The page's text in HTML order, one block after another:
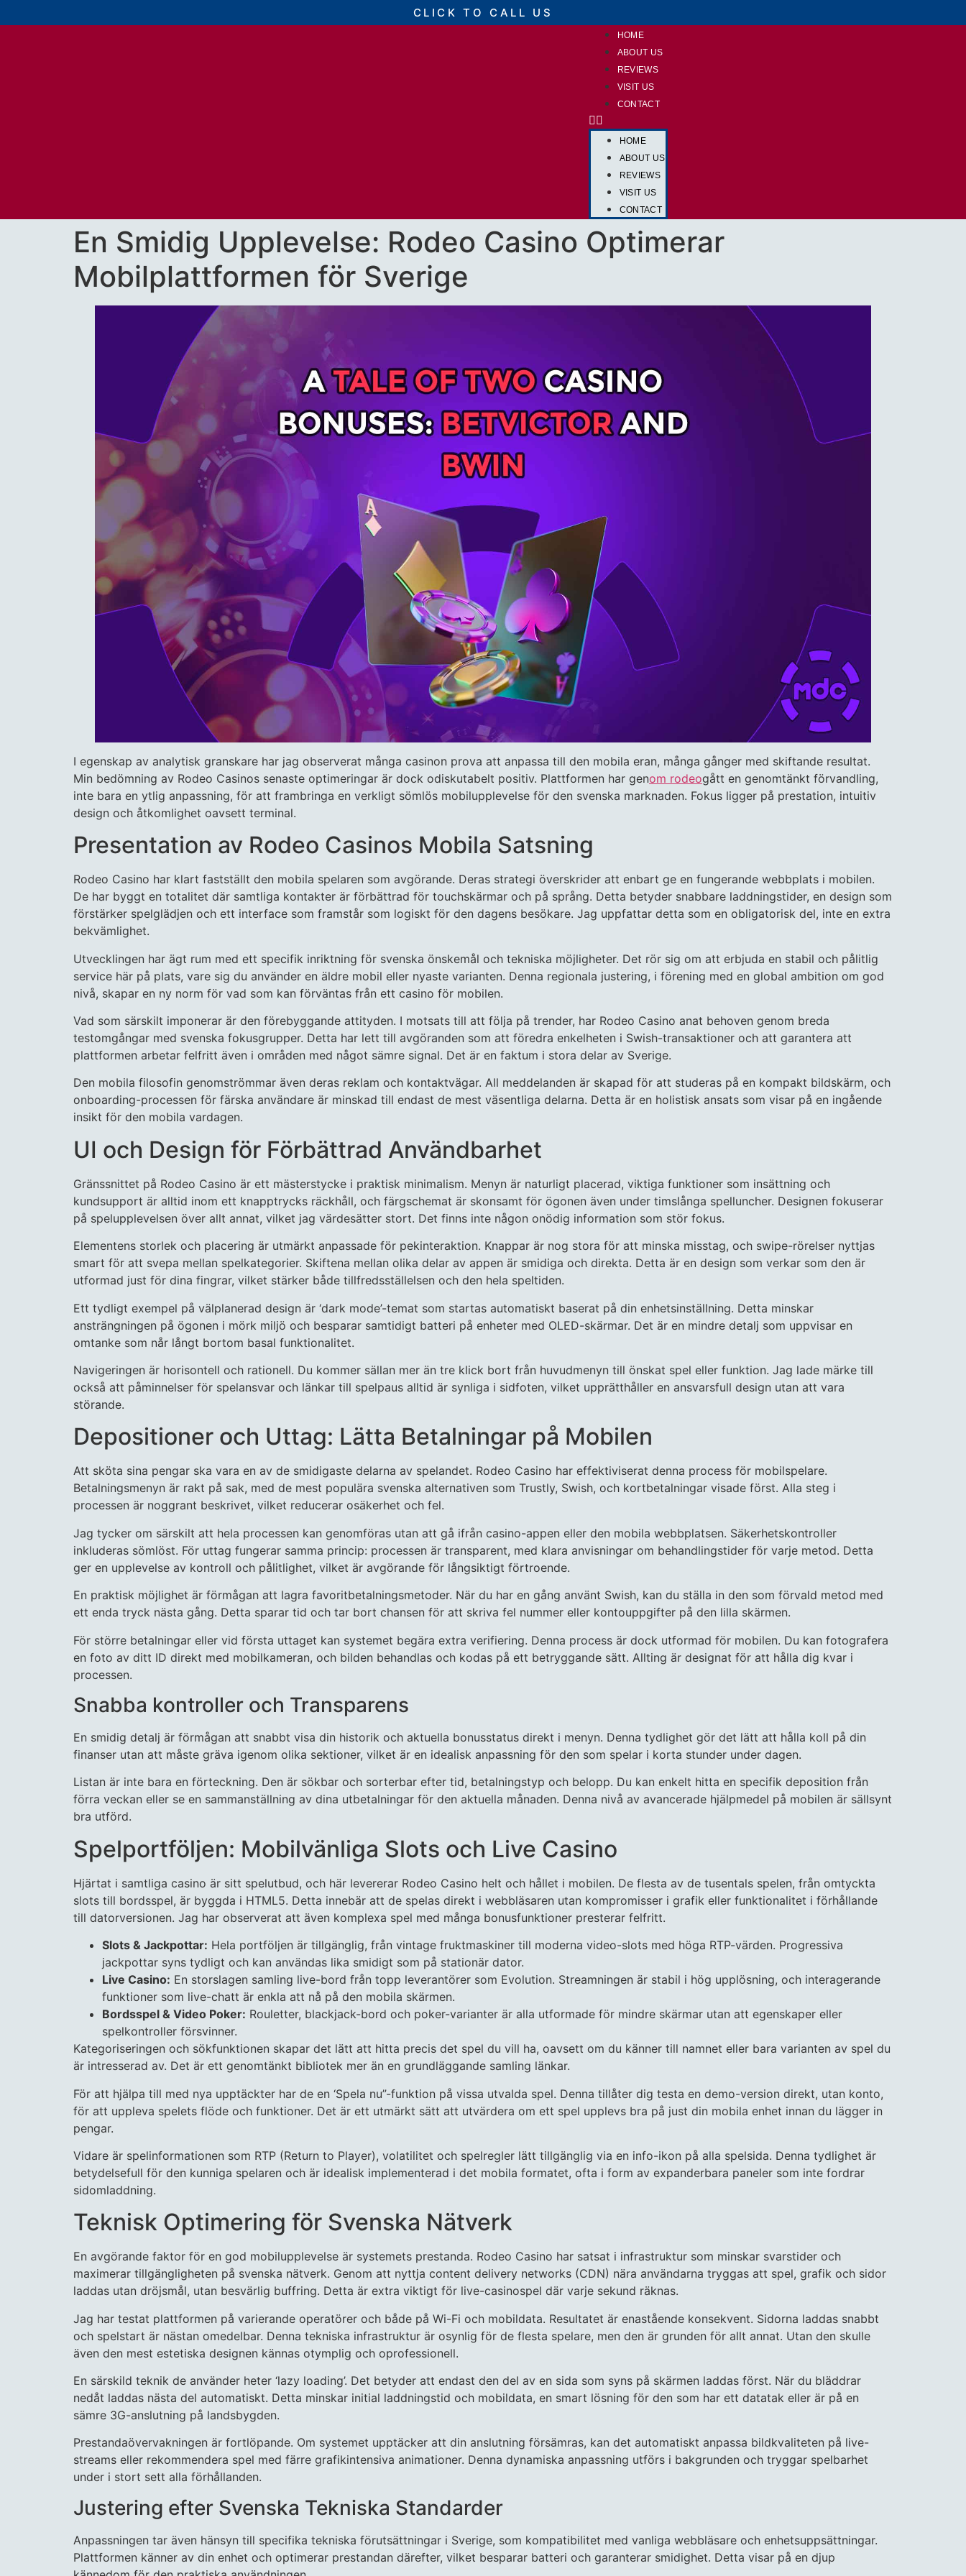
CLICK TO CALL US
HOME
ABOUT US
REVIEWS
VISIT US
CONTACT
HOME
ABOUT US
REVIEWS
VISIT US
CONTACT
En Smidig Upplevelse: Rodeo Casino Optimerar
Mobilplattformen för Sverige
I egenskap av analytisk granskare har jag observerat många casinon prova att anpassa till den mobila eran, många gånger med skiftande resultat.
Min bedömning av Rodeo Casinos senaste optimeringar är dock odiskutabelt positiv. Plattformen har genom rodeogått en genomtänkt förvandling,
inte bara en ytlig anpassning, för att frambringa en verkligt sömlös mobilupplevelse för den svenska marknaden. Fokus ligger på prestation, intuitiv
design och åtkomlighet oavsett terminal.
Presentation av Rodeo Casinos Mobila Satsning
Rodeo Casino har klart fastställt den mobila spelaren som avgörande. Deras strategi överskrider att enbart ge en fungerande webbplats i mobilen.
De har byggt en totalitet där samtliga kontakter är förbättrad för touchskärmar och på språng. Detta betyder snabbare laddningstider, en design som
förstärker spelglädjen och ett interface som framstår som logiskt för den dagens besökare. Jag uppfattar detta som en obligatorisk del, inte en extra
bekvämlighet.
Utvecklingen har ägt rum med ett specifik inriktning för svenska önskemål och tekniska möjligheter. Det rör sig om att erbjuda en stabil och pålitlig
service här på plats, vare sig du använder en äldre mobil eller nyaste varianten. Denna regionala justering, i förening med en global ambition om god
nivå, skapar en ny norm för vad som kan förväntas från ett casino för mobilen.
Vad som särskilt imponerar är den förebyggande attityden. I motsats till att följa på trender, har Rodeo Casino anat behoven genom breda
testomgångar med svenska fokusgrupper. Detta har lett till avgöranden som att föredra enkelheten i Swish-transaktioner och att garantera att
plattformen arbetar felfritt även i områden med något sämre signal. Det är en faktum i stora delar av Sverige.
Den mobila filosofin genomströmmar även deras reklam och kontaktvägar. All meddelanden är skapad för att studeras på en kompakt bildskärm, och
onboarding-processen för färska användare är minskad till endast de mest väsentliga delarna. Detta är en holistisk ansats som visar på en ingående
insikt för den mobila vardagen.
UI och Design för Förbättrad Användbarhet
Gränssnittet på Rodeo Casino är ett mästerstycke i praktisk minimalism. Menyn är naturligt placerad, viktiga funktioner som insättning och
kundsupport är alltid inom ett knapptrycks räckhåll, och färgschemat är skonsamt för ögonen även under timslånga spelluncher. Designen fokuserar
på spelupplevelsen över allt annat, vilket jag värdesätter stort. Det finns inte någon onödig information som stör fokus.
Elementens storlek och placering är utmärkt anpassade för pekinteraktion. Knappar är nog stora för att minska misstag, och swipe-rörelser nyttjas
smart för att svepa mellan spelkategorier. Skiftena mellan olika delar av appen är smidiga och direkta. Detta är en design som verkar som den är
utformad just för dina fingrar, vilket stärker både tillfredsställelsen och den hela speltiden.
Ett tydligt exempel på välplanerad design är ‘dark mode’-temat som startas automatiskt baserat på din enhetsinställning. Detta minskar
ansträngningen på ögonen i mörk miljö och besparar samtidigt batteri på enheter med OLED-skärmar. Det är en mindre detalj som uppvisar en
omtanke som når långt bortom basal funktionalitet.
Navigeringen är horisontell och rationell. Du kommer sällan mer än tre klick bort från huvudmenyn till önskat spel eller funktion. Jag lade märke till
också att påminnelser för spelansvar och länkar till spelpaus alltid är synliga i sidfoten, vilket upprätthåller en ansvarsfull design utan att vara
störande.
Depositioner och Uttag: Lätta Betalningar på Mobilen
Att sköta sina pengar ska vara en av de smidigaste delarna av spelandet. Rodeo Casino har effektiviserat denna process för mobilspelare.
Betalningsmenyn är rakt på sak, med de mest populära svenska alternativen som Trustly, Swish, och kortbetalningar visade först. Alla steg i
processen är noggrant beskrivet, vilket reducerar osäkerhet och fel.
Jag tycker om särskilt att hela processen kan genomföras utan att gå ifrån casino-appen eller den mobila webbplatsen. Säkerhetskontroller
inkluderas sömlöst. För uttag fungerar samma princip: processen är transparent, med klara anvisningar om behandlingstider för varje metod. Detta
ger en upplevelse av kontroll och pålitlighet, vilket är avgörande för långsiktigt förtroende.
En praktisk möjlighet är förmågan att lagra favoritbetalningsmetoder. När du har en gång använt Swish, kan du ställa in den som förvald metod med
ett enda tryck nästa gång. Detta sparar tid och tar bort chansen för att skriva fel nummer eller kontouppgifter på den lilla skärmen.
För större betalningar eller vid första uttaget kan systemet begära extra verifiering. Denna process är dock utformad för mobilen. Du kan fotografera
en foto av ditt ID direkt med mobilkameran, och bilden behandlas och kodas på ett betryggande sätt. Allting är designat för att hålla dig kvar i
processen.
Snabba kontroller och Transparens
En smidig detalj är förmågan att snabbt visa din historik och aktuella bonusstatus direkt i menyn. Denna tydlighet gör det lätt att hålla koll på din
finanser utan att måste gräva igenom olika sektioner, vilket är en idealisk anpassning för den som spelar i korta stunder under dagen.
Listan är inte bara en förteckning. Den är sökbar och sorterbar efter tid, betalningstyp och belopp. Du kan enkelt hitta en specifik deposition från
förra veckan eller se en sammanställning av dina utbetalningar för den aktuella månaden. Denna nivå av avancerade hjälpmedel på mobilen är sällsynt
bra utförd.
Spelportföljen: Mobilvänliga Slots och Live Casino
Hjärtat i samtliga casino är sitt spelutbud, och här levererar Rodeo Casino helt och hållet i mobilen. De flesta av de tusentals spelen, från omtyckta
slots till bordsspel, är byggda i HTML5. Detta innebär att de spelas direkt i webbläsaren utan kompromisser i grafik eller funktionalitet i förhållande
till datorversionen. Jag har observerat att även komplexa spel med många bonusfunktioner presterar felfritt.
Slots & Jackpottar: Hela portföljen är tillgänglig, från vintage fruktmaskiner till moderna video-slots med höga RTP-värden. Progressiva
jackpottar syns tydligt och kan användas lika smidigt som på stationär dator.
Live Casino: En storslagen samling live-bord från topp leverantörer som Evolution. Streamningen är stabil i hög upplösning, och interagerande
funktioner som live-chatt är enkla att nå på den mobila skärmen.
Bordsspel & Video Poker: Rouletter, blackjack-bord och poker-varianter är alla utformade för mindre skärmar utan att egenskaper eller
spelkontroller försvinner.
Kategoriseringen och sökfunktionen skapar det lätt att hitta precis det spel du vill ha, oavsett om du känner till namnet eller bara varianten av spel du
är intresserad av. Det är ett genomtänkt bibliotek mer än en grundläggande samling länkar.
För att hjälpa till med nya upptäckter har de en ‘Spela nu”-funktion på vissa utvalda spel. Denna tillåter dig testa en demo-version direkt, utan konto,
för att uppleva spelets flöde och funktioner. Det är ett utmärkt sätt att utvärdera om ett spel upplevs bra på just din mobila enhet innan du lägger in
pengar.
Vidare är spelinformationen som RTP (Return to Player), volatilitet och spelregler lätt tillgänglig via en info-ikon på alla spelsida. Denna tydlighet är
betydelsefull för den kunniga spelaren och är idealisk implementerad i det mobila formatet, ofta i form av expanderbara paneler som inte fordrar
sidomladdning.
Teknisk Optimering för Svenska Nätverk
En avgörande faktor för en god mobilupplevelse är systemets prestanda. Rodeo Casino har satsat i infrastruktur som minskar svarstider och
maximerar tillgängligheten på svenska nätverk. Genom att nyttja content delivery networks (CDN) nära användarna tryggas att spel, grafik och sidor
laddas utan dröjsmål, utan besvärlig buffring. Detta är extra viktigt för live-casinospel där varje sekund räknas.
Jag har testat plattformen på varierande operatörer och både på Wi-Fi och mobildata. Resultatet är enastående konsekvent. Sidorna laddas snabbt
och spelstart är nästan omedelbar. Denna tekniska infrastruktur är osynlig för de flesta spelare, men den är grunden för allt annat. Utan den skulle
även den mest estetiska designen kännas otymplig och oprofessionell.
En särskild teknik de använder heter ‘lazy loading’. Det betyder att endast den del av en sida som syns på skärmen laddas först. När du bläddrar
nedåt laddas nästa del automatiskt. Detta minskar initial laddningstid och mobildata, en smart lösning för den som har ett datatak eller är på en
sämre 3G-anslutning på landsbygden.
Prestandaövervakningen är fortlöpande. Om systemet upptäcker att din anslutning försämras, kan det automatiskt anpassa bildkvaliteten på live-
streams eller rekommendera spel med färre grafikintensiva animationer. Denna dynamiska anpassning utförs i bakgrunden och tryggar spelbarhet
under i stort sett alla förhållanden.
Justering efter Svenska Tekniska Standarder
Anpassningen tar även hänsyn till specifika tekniska förutsättningar i Sverige, som kompatibilitet med vanliga webbläsare och enhetsuppsättningar.
Plattformen känner av din enhet och optimerar prestandan därefter, vilket besparar batteri och garanterar smidighet. Detta visar på en djup